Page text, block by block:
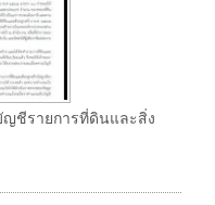
ญชีรายการที่ดินและสิ่ง